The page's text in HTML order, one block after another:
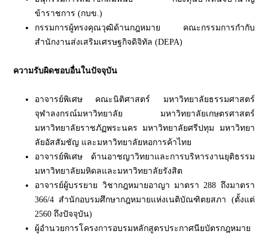
ข้าราชการ (กบข.)
กรรมการผู้ทรงคุณวุฒิด้านกฎหมาย คณะกรรมการกำกับ
สำนักงานส่งเสริมเศรษฐกิจดิจิทัล (DEPA)
ความรับผิดชอบอื่นในปัจจุบัน
อาจารย์พิเศษ คณะนิติศาสตร์ มหาวิทยาลัยธรรมศาสตร์
จุฬาลงกรณ์มหาวิทยาลัย มหาวิทยาลัยเกษตรศาสตร์
มหาวิทยาลัยราชภัฏพระนคร มหาวิทยาลัยศรีปทุม มหาวิทยา
ลัยอัสสัมชัญ และมหาวิทยาลัยหอการค้าไทย
อาจารย์พิเศษ ด้านอาชญาวิทยาและการบริหารงานยุติธรรม
มหาวิทยาลัยมหิดลและมหาวิทยาลัยรังสิต
อาจารย์ผู้บรรยาย วิชากฎหมายอาญา มาตรา 288 ถึงมาตรา
366/4 สำนักอบรมศึกษากฎหมายแห่งเนติบัณฑิตยสภา (ตั้งแต่
2560 ถึงปัจจุบัน)
ผู้อำนวยการโครงการอบรมหลักสูตรประกาศนียบัตรกฎหมาย